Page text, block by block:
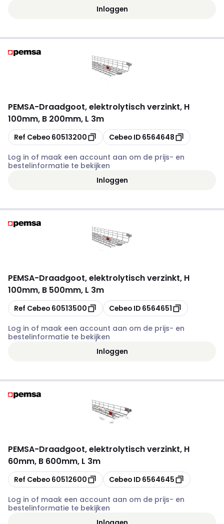
Inloggen
PEMSA-Draadgoot, elektrolytisch verzinkt, H
100mm, B 200mm, L 3m
Kopiëren
Ref Cebeo 60513200 Kopiëren
Cebeo ID 6564648
Log in of maak een account aan om de prijs- en
bestelinformatie te bekijken
Inloggen
PEMSA-Draadgoot, elektrolytisch verzinkt, H
100mm, B 500mm, L 3m
Kopiëren
Ref Cebeo 60513500 Kopiëren
Cebeo ID 6564651
Log in of maak een account aan om de prijs- en
bestelinformatie te bekijken
Inloggen
PEMSA-Draadgoot, elektrolytisch verzinkt, H
60mm, B 600mm, L 3m
Kopiëren
Ref Cebeo 60512600 Kopiëren
Cebeo ID 6564645
Log in of maak een account aan om de prijs- en
bestelinformatie te bekijken